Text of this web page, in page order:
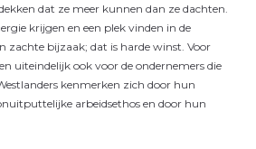
dat ze meer kunnen dan ze dachten.
krijgen en een plek vinden in de
zachte bijzaak; dat is harde winst. Voor
uiteindelijk ook voor de ondernemers die
kenmerken zich door hun
arbeidsethos en door hun